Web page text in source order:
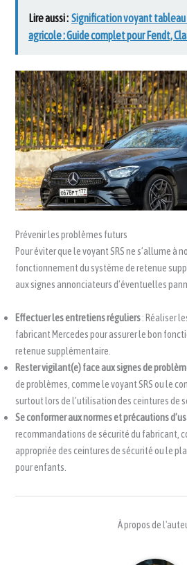
Lire aussi : Signification voyant
agricole : Guide complet pour Fendt,
Prévenir les problèmes futurs
Pour éviter que le voyant SRS ne s’allume à
fonctionnement du système de retenue
aux signes annonciateurs d’éventuelles
Effectuer les entretiens réguliers: Réaliser
fabricant Mercedes pour assurer le bon
retenue supplémentaire.
Rester vigilant(e) face aux signes de
de problèmes, comme le voyant SRS ou le
surtout lors de l’utilisation des ceintures de
Se conformer aux normes et précautions
recommandations de sécurité du fabricant,
appropriée des ceintures de sécurité ou le
pour enfants.
À propos de